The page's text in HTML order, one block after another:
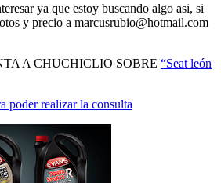
ya que estoy buscando algo asi, si
y precio a marcusrubio@hotmail.com
A CHUCHICLIO SOBRE “Seat león
poder realizar la consulta